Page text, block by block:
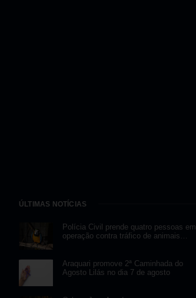
ÚLTIMAS NOTÍCIAS
Polícia Civil prende quatro pessoas em
operação contra tráfico de animais
Araquari promove 2ª Caminhada do
Agosto Lilás no dia 7 de agosto